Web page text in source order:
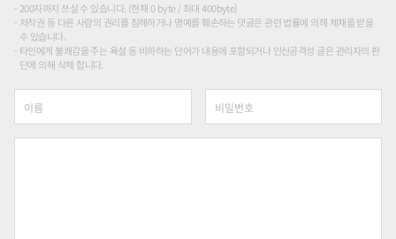
200자까지 쓰실 수 있습니다. (현재 0 byte / 최대 400byte)
저작권 등 다른 사람의 권리를 침해하거나 명예를 훼손하는 댓글은 관련 법률에 의해 제재를 받을
수 있습니다.
타인에게 불쾌감을 주는 욕설 등 비하하는 단어가 내용에 포함되거나 인신공격성 글은 관리자의 판
단에 의해 삭제 합니다.